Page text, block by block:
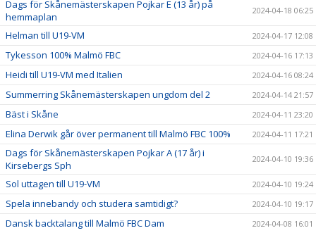
Dags för Skånemästerskapen Pojkar E (13 år) på
hemmaplan
2024-04-18 06:25
Helman till U19-VM 2024-04-17 12:08
Tykesson 100% Malmö FBC 2024-04-16 17:13
Heidi till U19-VM med Italien 2024-04-16 08:24
Summerring Skånemästerskapen ungdom del 2 2024-04-14 21:57
Bäst i Skåne 2024-04-11 23:20
Elina Derwik går över permanent till Malmö FBC 100% 2024-04-11 17:21
Dags för Skånemästerskapen Pojkar A (17 år) i
Kirsebergs Sph
2024-04-10 19:36
Sol uttagen till U19-VM 2024-04-10 19:24
Spela innebandy och studera samtidigt? 2024-04-10 19:17
Dansk backtalang till Malmö FBC Dam 2024-04-08 16:01